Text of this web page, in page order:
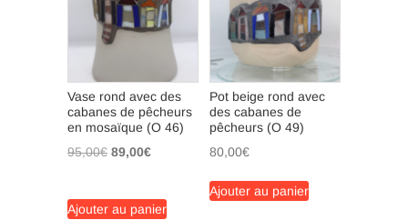
Vase rond avec des
cabanes de pêcheurs
en mosaïque (O 46)
95,00€ Le
était :
89,00€Le
est :
Ajouter au panier
Pot beige rond avec
des cabanes de
pêcheurs (O 49)
80,00€
Ajouter au panier